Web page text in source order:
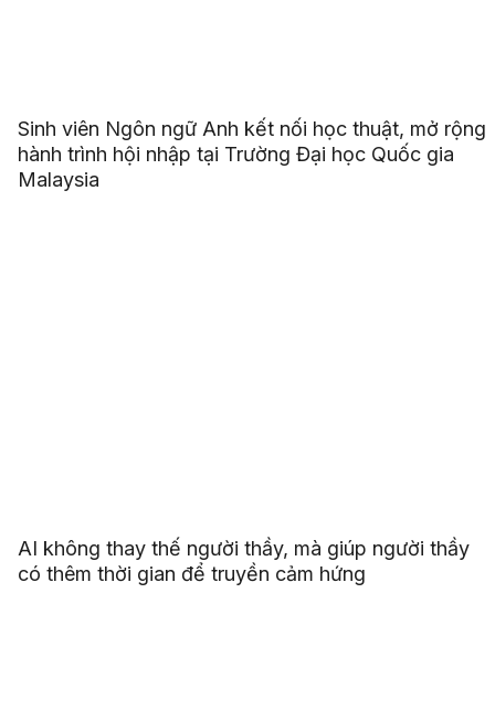
Sinh viên Ngôn ngữ Anh kết nối học thuật, mở rộng
hành trình hội nhập tại Trường Đại học Quốc gia
Malaysia
AI không thay thế người thầy, mà giúp người thầy
có thêm thời gian để truyền cảm hứng